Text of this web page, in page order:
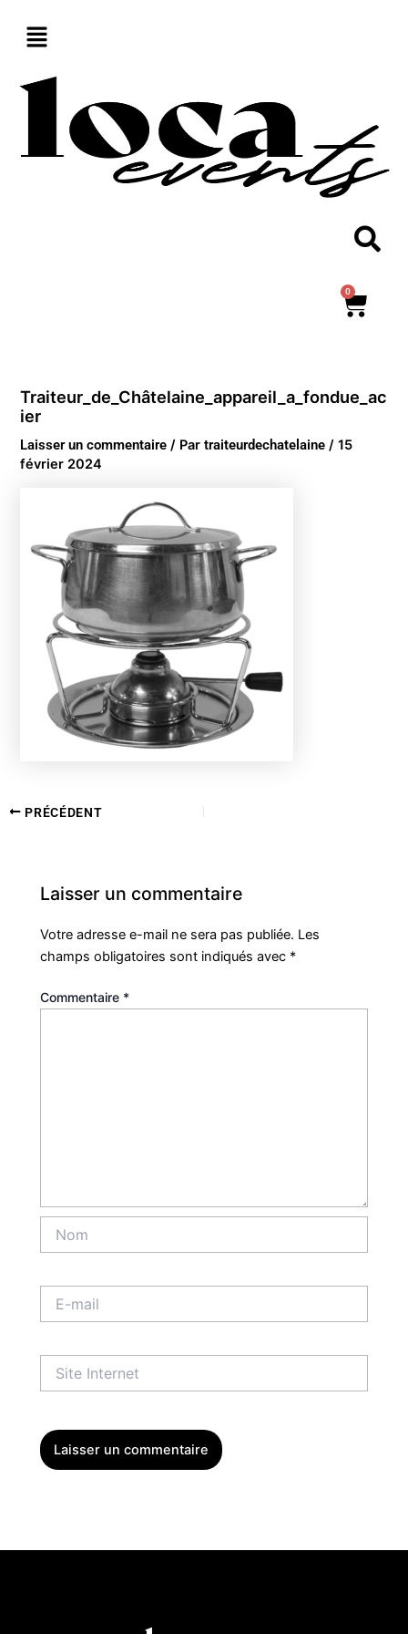
0
Traiteur_de_Châtelaine_appareil_a_fondue_ac
ier
Laisser un commentaire / Partraiteurdechatelaine/15
février 2024
PRÉCÉDENT
Laisser un commentaire
Votre adresse e-mail ne sera pas publiée. Les
champs obligatoires sont indiqués avec *
Commentaire *
mail
Internet